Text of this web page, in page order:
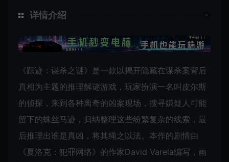
详情介绍
《踪迹：谋杀之谜》是一款以揭开隐藏在谋杀案背后
真相为主题的推理解谜游戏，玩家扮演一名叫皮尔斯
的侦探，来到各种离奇的凶案现场，搜寻嫌疑人可能
留下的蛛丝马迹，归纳整理这些纷繁复杂的线索，最
后推理出谁是真凶，将其绳之以法。本作的剧情由
《夏洛克：犯罪网络》的作家David Varela编写，画